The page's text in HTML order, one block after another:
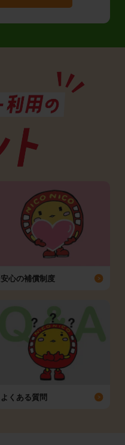
安心の補償制度
よくある質問